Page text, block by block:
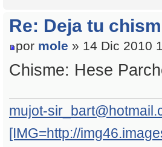
Re: Deja tu
por mole » 14 Dic 2010
Chisme: Hese
mujot-
[IMG=http://